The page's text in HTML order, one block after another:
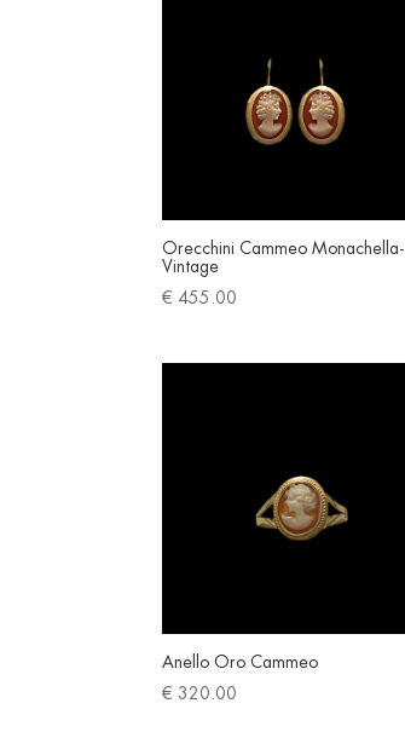
Orecchini Cammeo Monachella-
Vintage
€ 455.00
Anello Oro Cammeo
€ 320.00